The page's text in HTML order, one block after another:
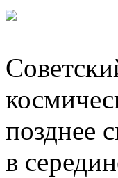
позднее
в